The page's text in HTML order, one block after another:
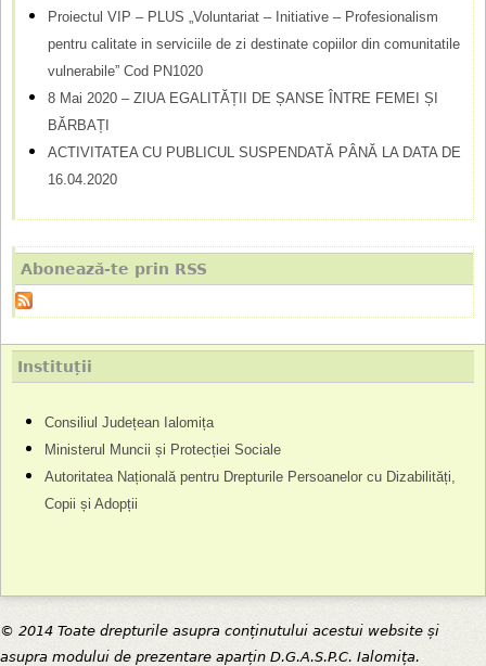
Proiectul VIP – PLUS „Voluntariat – Initiative – Profesionalism
pentru calitate in serviciile de zi destinate copiilor din comunitatile
vulnerabile” Cod PN1020
8 Mai 2020 – ZIUA EGALITĂȚII DE ȘANSE ÎNTRE FEMEI ȘI
BĂRBAȚI
ACTIVITATEA CU PUBLICUL SUSPENDATĂ PÂNĂ LA DATA DE
16.04.2020
Abonează-te prin RSS
Instituții
Consiliul Județean Ialomița
Ministerul Muncii și Protecției Sociale
Autoritatea Națională pentru Drepturile Persoanelor cu Dizabilități,
Copii și Adopții
© 2014 Toate drepturile asupra conținutului acestui website și
asupra modului de prezentare aparțin D.G.A.S.P.C. Ialomița.